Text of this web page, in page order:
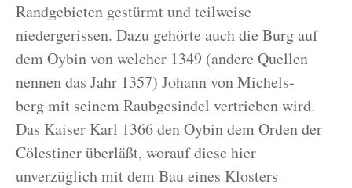
Randgebieten gestürmt und teilweise
niedergerissen. Dazu gehörte auch die Burg auf
dem Oybin von welcher 1349 (andere Quellen
nennen das Jahr 1357) Johann von Michels-
berg mit seinem Raubgesindel vertrieben wird.
Das Kaiser Karl 1366 den Oybin dem Orden der
Cölestiner überläßt, worauf diese hier
unverzüglich mit dem Bau eines Klosters